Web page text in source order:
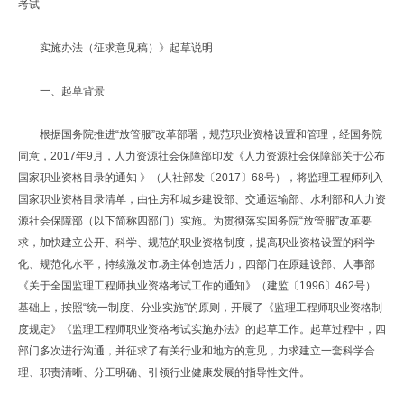
考试
实施办法（征求意见稿）》起草说明
一、起草背景
根据国务院推进“放管服”改革部署，规范职业资格设置和管理，经国务院
同意，2017年9月，人力资源社会保障部印发《人力资源社会保障部关于公布
国家职业资格目录的通知 》（人社部发〔2017〕68号），将监理工程师列入
国家职业资格目录清单，由住房和城乡建设部、交通运输部、水利部和人力资
源社会保障部（以下简称四部门）实施。为贯彻落实国务院“放管服”改革要
求，加快建立公开、科学、规范的职业资格制度，提高职业资格设置的科学
化、规范化水平，持续激发市场主体创造活力，四部门在原建设部、人事部
《关于全国监理工程师执业资格考试工作的通知》（建监〔1996〕462号）
基础上，按照“统一制度、分业实施”的原则，开展了《监理工程师职业资格制
度规定》《监理工程师职业资格考试实施办法》的起草工作。起草过程中，四
部门多次进行沟通，并征求了有关行业和地方的意见，力求建立一套科学合
理、职责清晰、分工明确、引领行业健康发展的指导性文件。